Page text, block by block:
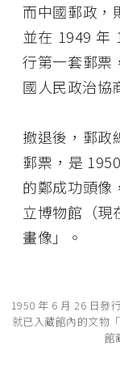
而中國郵政，
並在 1949 年
行第一套郵票
國人民政治協
撤退後，郵政
郵票，是
的鄭成功頭像
立博物館（現
畫像」。
1950 年 6 月 26 日發
就已入藏館內的文物
館